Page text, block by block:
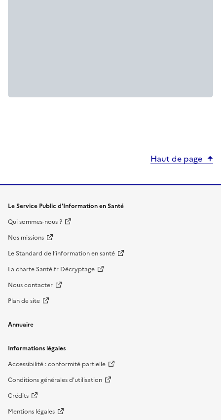
Haut de page
Le Service Public d'Information en Santé
Qui sommes-nous ?
Nos missions
Le Standard de l’information en santé
La charte Santé.fr Décryptage
Nous contacter
Plan de site
Annuaire
Informations légales
Accessibilité : conformité partielle
Conditions générales d'utilisation
Crédits
Mentions légales